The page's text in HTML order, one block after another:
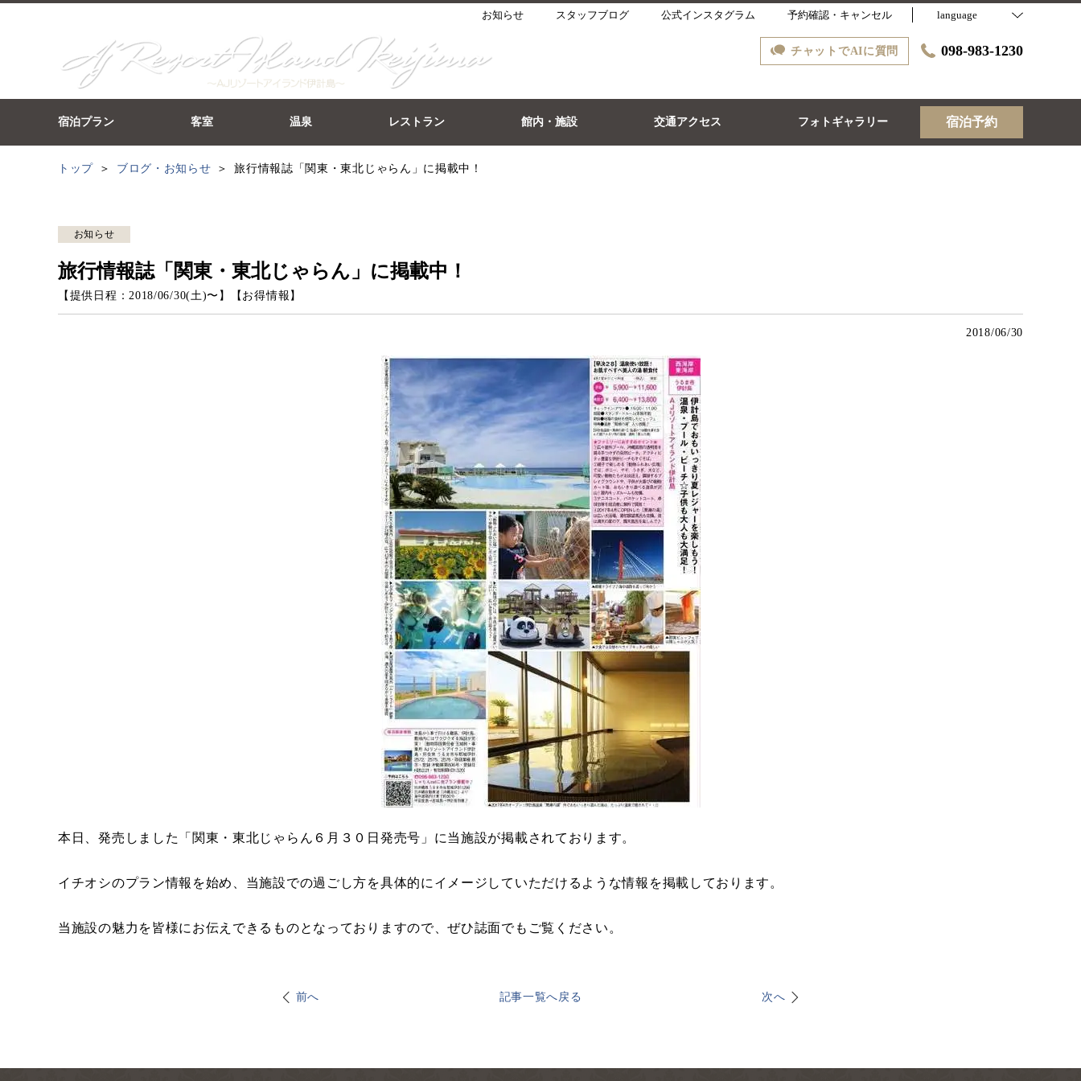
お知らせ スタッフブログ 公式インスタグラム 予約確認・キャンセル language
チャットでAIに質問 098-983-1230
宿泊プラン 客室 温泉 レストラン 館内・施設 交通アクセス フォトギャラリー 宿泊予約
トップ ブログ・お知らせ 旅行情報誌「関東・東北じゃらん」に掲載中！
お知らせ
旅行情報誌「関東・東北じゃらん」に掲載中！
【提供日程：2018/06/30(土)〜】 【 お得情報 】
2018/06/30
本日、発売しました「関東・東北じゃらん６月３０日発売号」に当施設が掲載されております。
イチオシのプラン情報を始め、当施設での過ごし方を具体的にイメージしていただけるような情報を掲載しております。
当施設の魅力を皆様にお伝えできるものとなっておりますので、ぜひ誌面でもご覧ください。
前へ 記事一覧へ戻る 次へ